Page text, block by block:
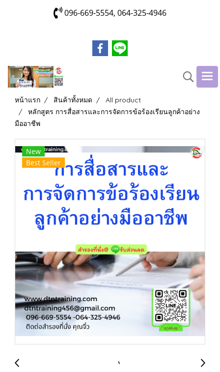
096-669-5554, 064-325-4946
หน้าแรก สินค้าทั้งหมด
All product
หลักสูตร การสื่อสารและการจัดการข้อร้องเรียนลูกค้าอย่าง
มืออาชีพ
New
Best Seller